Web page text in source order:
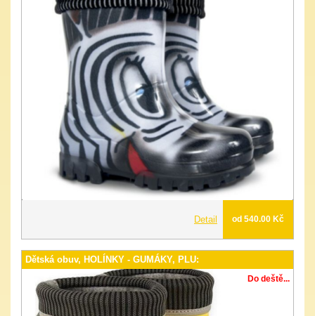
Detail od 540.00 Kč
Dětská obuv, HOLÍNKY - GUMÁKY, PLU:
Do deště...